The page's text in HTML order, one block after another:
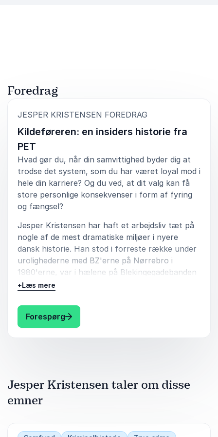
Foredrag
JESPER KRISTENSEN FOREDRAG
Kildeføreren: en insiders historie fra
PET
Hvad gør du, når din samvittighed byder dig at
trodse det system, som du har været loyal mod i
hele din karriere? Og du ved, at dit valg kan få
store personlige konsekvenser i form af fyring
og fængsel?
Jesper Kristensen har haft et arbejdsliv tæt på
nogle af de mest dramatiske miljøer i nyere
dansk historie. Han stod i forreste række under
urolighederne med BZ'erne på Nørrebro i
1980'erne, var i hælene på Blekingegadebanden
og arbejdede undercover som hashkunde i
Som kildefører og efterretningsagent i PET
arbejdede han med kilder i lukkede miljøer
præget af kriminalitet og ekstremisme. Senere
sigtet, før Højesteret senere fastslog, at sagen
ikke kunne gennemføres. For sin indsats har han
+Læs mere
Forespørg: Jesper Kristensen Kildeføreren: en
Jesper Kristensen taler om disse
emner